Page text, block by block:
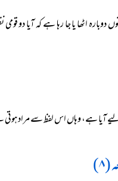
یا جا رہا ہے کہ آیا دو قومی
ہے، وہاں اس لفظ سے مراد ہوتی